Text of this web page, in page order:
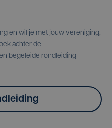
en wil je met jouw vereniging,
achter de
begeleide rondleiding